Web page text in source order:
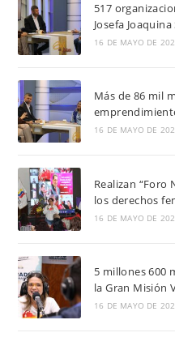
517
Josefa
16 DE MAYO DE
Más de 86 mil
16 DE MAYO DE
Realizan “Foro
los derechos
16 DE MAYO DE
5 millones 600
la Gran Misión
16 DE MAYO DE